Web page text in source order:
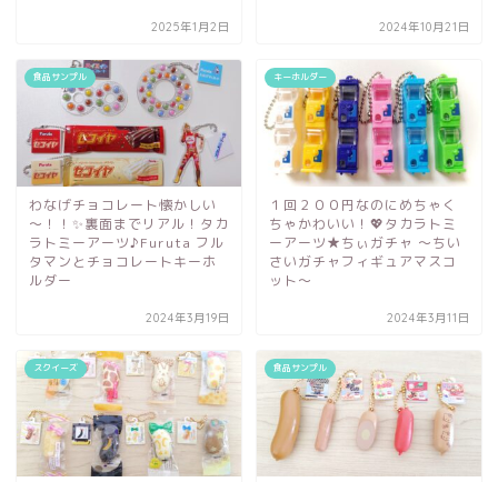
2025年1月2日 2024年10月21日
食品サンプル
わなげチョコレート懐かしい
～！！✨裏面までリアル！タカ
ラトミーアーツ♪Furuta フル
タマンとチョコレートキーホ
ルダー
2024年3月19日
キーホルダー
１回２００円なのにめちゃく
ちゃかわいい！💖タカラトミ
ーアーツ★ちぃガチャ ～ちい
さいガチャフィギュアマスコ
ット～
2024年3月11日
スクイーズ 食品サンプル